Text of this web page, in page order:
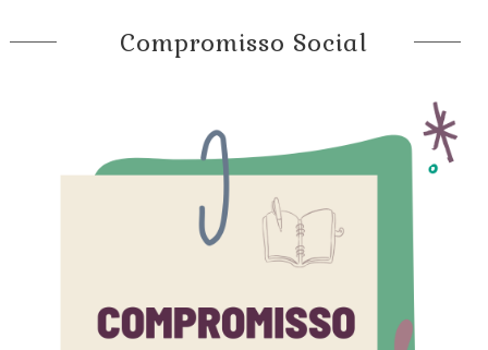
Compromisso Social